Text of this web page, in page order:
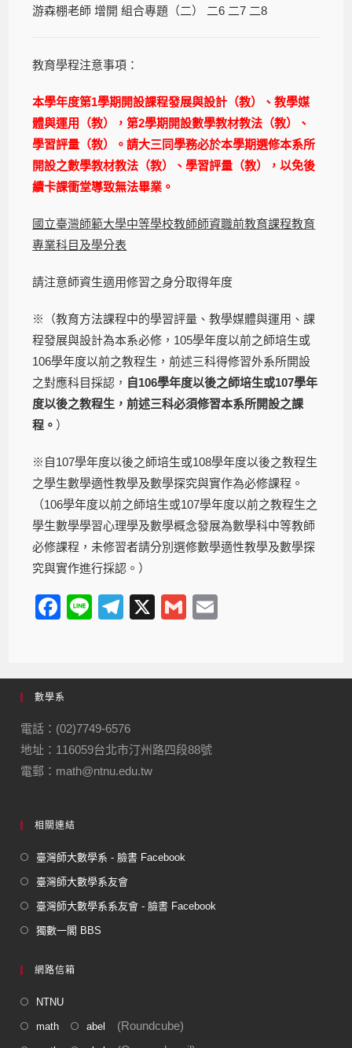
游森棚老師 增開 組合專題（二） 二6 二7 二8
教育學程注意事項：
本學年度第1學期開設課程發展與設計（教）、教學媒
體與運用（教），第2學期開設數學教材教法（教）、
學習評量（教）。請大三同學務必於本學期選修本系所
開設之數學教材教法（教）、學習評量（教），以免後
續卡課衝堂導致無法畢業。
國立臺灣師範大學中等學校教師師資職前教育課程教育
專業科目及學分表
請注意師資生適用修習之身分取得年度
※（教育方法課程中的學習評量、教學媒體與運用、課
程發展與設計為本系必修，105學年度以前之師培生或
106學年度以前之教程生，前述三科得修習外系所開設
之對應科目採認， 自106學年度以後之師培生或107學年
度以後之教程生，前述三科必須修習本系所開設之課
程。 ）
※自107學年度以後之師培生或108學年度以後之教程生
之學生數學適性教學及數學探究與實作為必修課程。
（106學年度以前之師培生或107學年度以前之教程生之
學生數學學習心理學及數學概念發展為數學科中等教師
必修課程，未修習者請分別選修數學適性教學及數學探
究與實作進行採認。）
F
e
b
o
o
k
Li
T
gr
m
X
G
數學系
電話：(02)7749-6576
地址：116059台北市汀州路四段88號
電郵：math@ntnu.edu.tw
相關連結
臺灣師大數學系 - 臉書 Facebook
臺灣師大數學系友會
臺灣師大數學系系友會 - 臉書 Facebook
獨數一閣 BBS
網路信箱
NTNU
math abel (Roundcube)